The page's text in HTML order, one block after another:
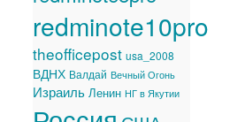
redminote10pro
theofficepost usa_2008
ВДНХ Валдай Вечный Огонь
Израиль Ленин НГ в Якутии